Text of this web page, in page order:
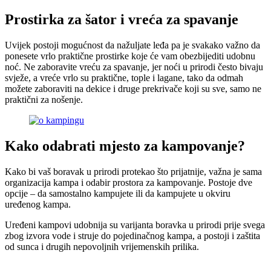
Prostirka za šator i vreća za spavanje
Uvijek postoji mogućnost da nažuljate leđa pa je svakako važno da
ponesete vrlo praktične prostirke koje će vam obezbijediti udobnu
noć. Ne zaboravite vreću za spavanje, jer noći u prirodi često bivaju
svježe, a vreće vrlo su praktične, tople i lagane, tako da odmah
možete zaboraviti na dekice i druge prekrivače koji su sve, samo ne
praktični za nošenje.
Kako odabrati mjesto za kampovanje?
Kako bi vaš boravak u prirodi protekao što prijatnije, važna je sama
organizacija kampa i odabir prostora za kampovanje. Postoje dve
opcije – da samostalno kampujete ili da kampujete u okviru
uređenog kampa.
Uređeni kampovi udobnija su varijanta boravka u prirodi prije svega
zbog izvora vode i struje do pojedinačnog kampa, a postoji i zaštita
od sunca i drugih nepovoljnih vrijemenskih prilika.